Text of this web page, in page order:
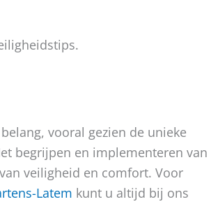
vooral gezien de unieke
begrijpen en implementeren van
veiligheid en comfort. Voor
Latem kunt u altijd bij ons